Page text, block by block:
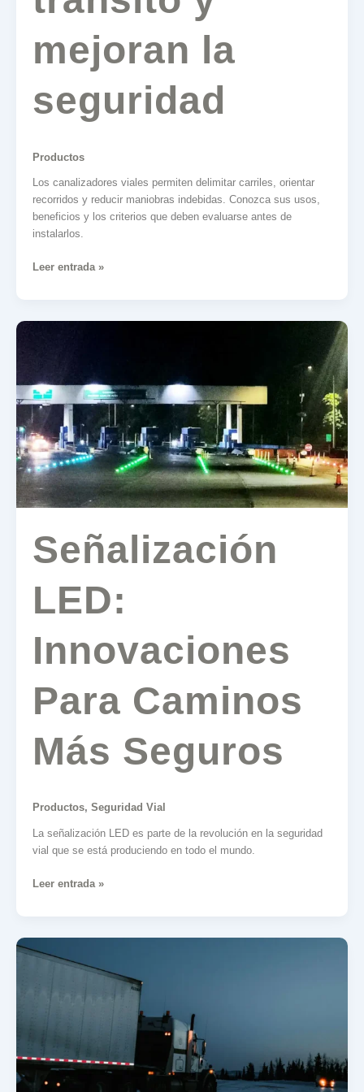
mejoran la
seguridad
Productos
Los canalizadores viales permiten delimitar carriles, orientar
recorridos y reducir maniobras indebidas. Conozca sus usos,
beneficios y los criterios que deben evaluarse antes de
instalarlos.
Leer entrada »
Señalización
LED:
Innovaciones
Para Caminos
Más Seguros
Productos, Seguridad Vial
La señalización LED es parte de la revolución en la seguridad
vial que se está produciendo en todo el mundo.
Para
Caminos
Más
Seguros
Leer entrada »
de
5720:
Carreteras
Más